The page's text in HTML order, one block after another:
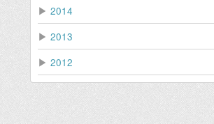
▶ 2014
▶ 2013
▶ 2012